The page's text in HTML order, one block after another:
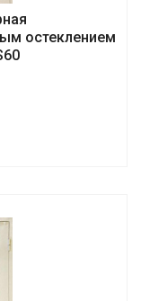
остеклением